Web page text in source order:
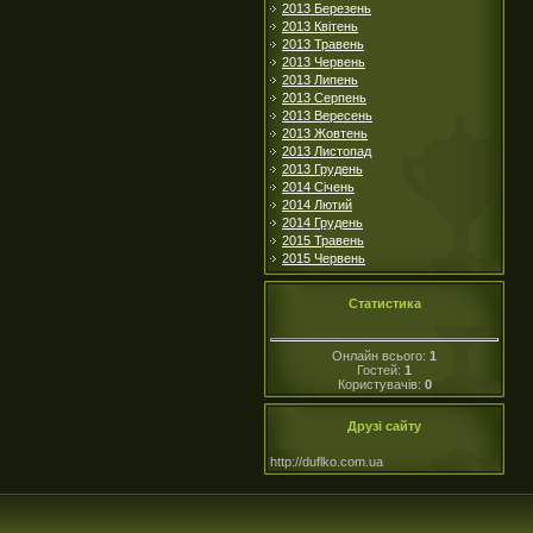
2013 Березень
2013 Квітень
2013 Травень
2013 Червень
2013 Липень
2013 Серпень
2013 Вересень
2013 Жовтень
2013 Листопад
2013 Грудень
2014 Січень
2014 Лютий
2014 Грудень
2015 Травень
2015 Червень
Статистика
Онлайн всього: 1
Гостей: 1
Користувачів: 0
Друзі сайту
http://duflko.com.ua